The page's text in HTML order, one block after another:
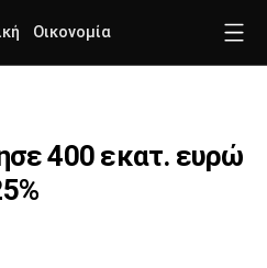
Οικονομία
400 εκατ. ευρώ